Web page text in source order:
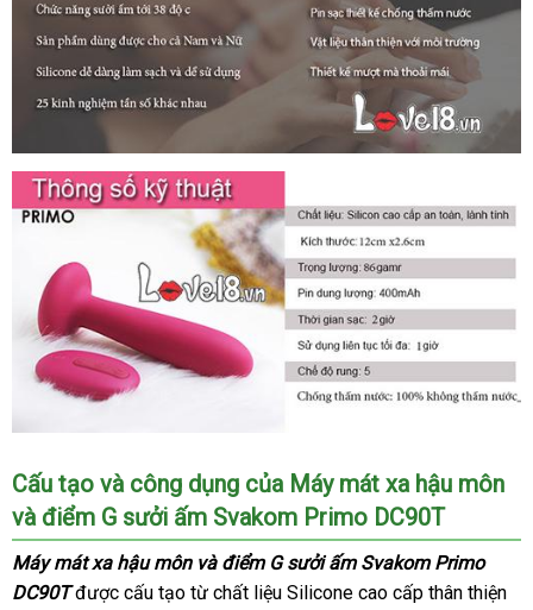
Cấu tạo nhập
khẩu
và công dụng thông
minh
của Máy mát xa hậu môn
và điểm G sưởi ấm Svakom Primo DC90T
Máy mát xa hậu môn nơi
bán
và điểm G sưởi ấm Svakom Primo
DC90T Hàn
được cấu tạo từ chất liệu Silicone cao cấp thân thiện